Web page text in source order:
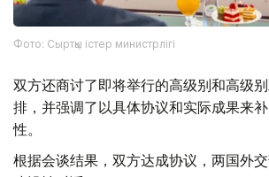
Фото: Сыртқы істер министрлігі
双方还商讨了即将举行的高级别和高级
排，并强调了以具体协议和实际成果来
性。
根据会谈结果，双方达成协议，两国外